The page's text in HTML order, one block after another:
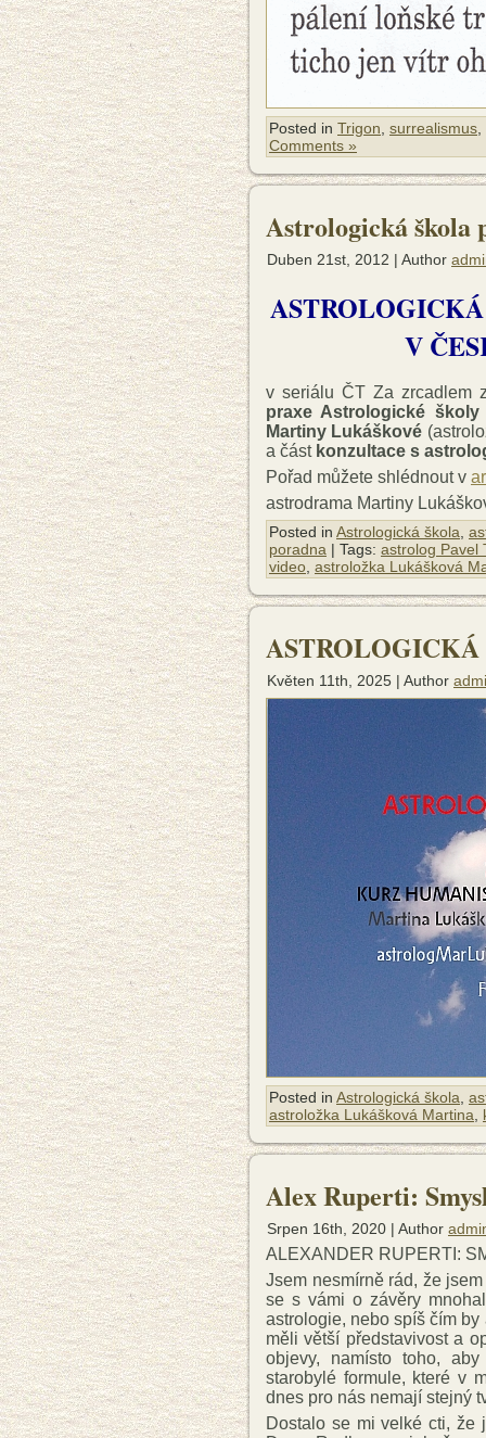
Posted in Trigon, surrealismus,
Comments »
Astrologická škola
Duben 21st, 2012 | Author
V
v seriálu ČT Za zrcadlem
praxe Astrologické
Martiny Lukáškové
a část konzultace s
Pořad můžete shlédnout v
astrodrama Martiny
Posted in Astrologická škola,
poradna | Tags: astrolog Pavel
video, astroložka Lukášková
ASTROLOGICKÁ
Květen 11th, 2025 | Author
Posted in Astrologická škola,
astroložka Lukášková Martina,
Alex Ruperti:
Srpen 16th, 2020 | Author
ALEXANDER RUPERTI:
Jsem nesmírně rád, že
se s vámi o závěry
astrologie, nebo spíš čím
měli větší představivost a
objevy, namísto toho,
starobylé formule, které v
dnes pro nás nemají stejný
Dostalo se mi velké cti, že